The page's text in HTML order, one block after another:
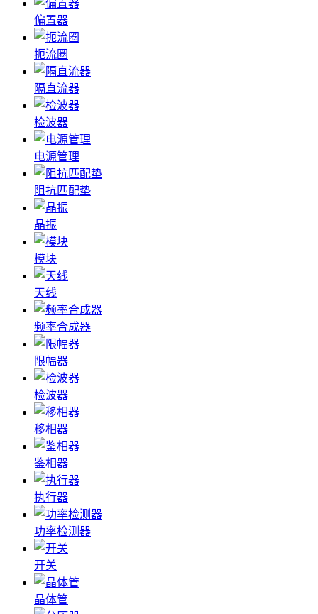
偏置器
扼流圈
隔直流器
检波器
电源管理
阻抗匹配垫
晶振
模块
天线
频率合成器
限幅器
检波器
移相器
鉴相器
执行器
功率检测器
开关
晶体管